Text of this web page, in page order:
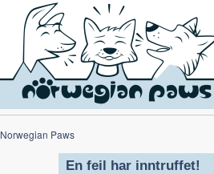
Norwegian Paws
En feil har inntruffet!